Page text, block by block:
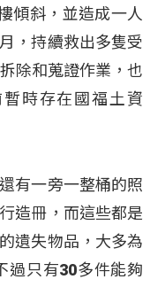
傾斜，並造成一人
，持續救出多隻受
除和蒐證作業，也
時存在國福土資
有一旁一整桶的照
造冊，而這些都是
遺失物品，大多為
過只有30多件能夠